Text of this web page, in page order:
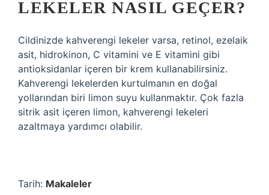
LEKELER NASIL GEÇER?
Cildinizde kahverengi lekeler varsa, retinol, ezelaik
asit, hidrokinon, C vitamini ve E vitamini gibi
antioksidanlar içeren bir krem ​​kullanabilirsiniz.
Kahverengi lekelerden kurtulmanın en doğal
yollarından biri limon suyu kullanmaktır. Çok fazla
sitrik asit içeren limon, kahverengi lekeleri
azaltmaya yardımcı olabilir.
Tarih: Makaleler